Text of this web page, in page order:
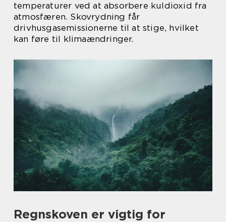
temperaturer ved at absorbere kuldioxid fra
atmosfæren. Skovrydning får
drivhusgasemissionerne til at stige, hvilket
kan føre til klimaændringer.
Regnskoven er vigtig for